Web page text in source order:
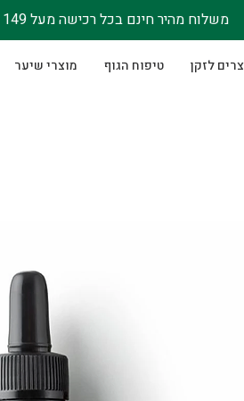
לזקן טיפוח הגוף מוצרי שיער
משלוח מהיר חינם בכל רכישה מעל 149 ש"ח (עד 5 ימי עסקים)